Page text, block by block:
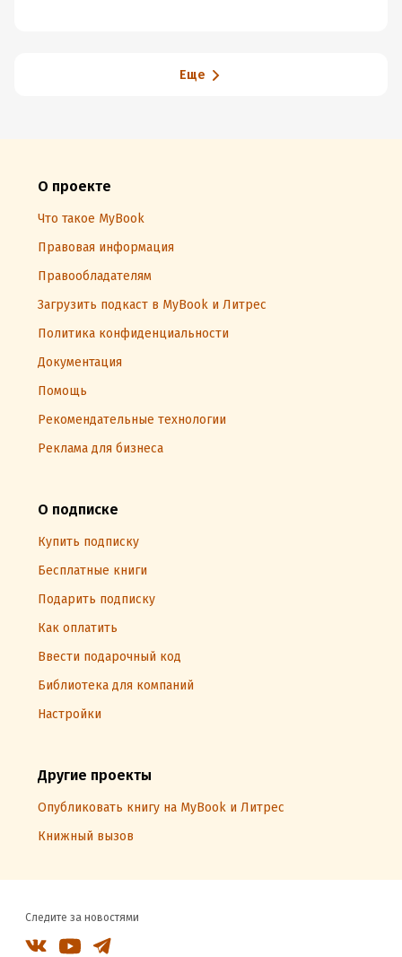
Еще
О проекте
Что такое MyBook
Правовая информация
Правообладателям
Загрузить подкаст в MyBook и Литрес
Политика конфиденциальности
Документация
Помощь
Рекомендательные технологии
Реклама для бизнеса
О подписке
Купить подписку
Бесплатные книги
Подарить подписку
Как оплатить
Ввести подарочный код
Библиотека для компаний
Настройки
Другие проекты
Опубликовать книгу на MyBook и Литрес
Книжный вызов
Следите за новостями